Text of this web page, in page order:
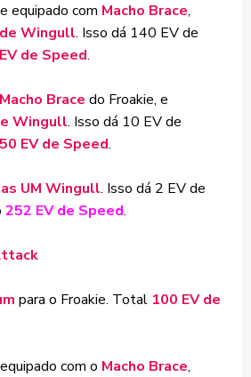
e equipado com Macho Brace,
Wingull. Isso dá 140 EV de
de Speed.
Brace do Froakie, e
Wingull. Isso dá 10 EV de
EV de Speed.
UM Wingull. Isso dá 2 EV de
252 EV de Speed.
para o Froakie. Total 100 EV de
com o Macho Brace,